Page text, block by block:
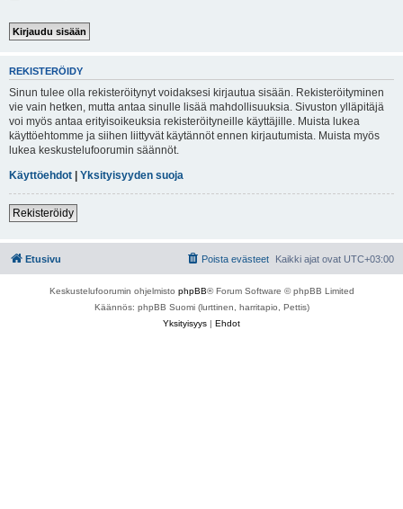
REKISTERÖIDY
Sinun tulee olla rekisteröitynyt voidaksesi kirjautua sisään. Rekisteröityminen
vie vain hetken, mutta antaa sinulle lisää mahdollisuuksia. Sivuston ylläpitäjä
voi myös antaa erityisoikeuksia rekisteröityneille käyttäjille. Muista lukea
käyttöehtomme ja siihen liittyvät käytännöt ennen kirjautumista. Muista myös
lukea keskustelufoorumin säännöt.
Käyttöehdot | Yksityisyyden suoja
Rekisteröidy
Etusivu Kaikki ajat ovat UTC+03:00
Poista evästeet
Keskustelufoorumin ohjelmisto phpBB® Forum Software © phpBB Limited
Käännös: phpBB Suomi (lurttinen, harritapio, Pettis)
Yksityisyys | Ehdot